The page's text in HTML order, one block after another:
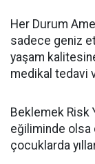
Her Durum
sadece geniz
yaşam
medikal tedavi
Beklemek Risk
eğiliminde olsa
çocuklarda